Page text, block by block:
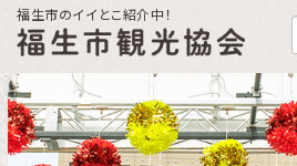
福生市のイイとこ紹介中！
福